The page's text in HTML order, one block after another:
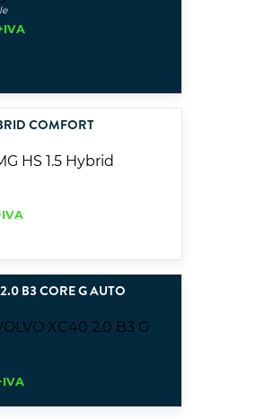
COMFORT
B3 CORE G AUTO